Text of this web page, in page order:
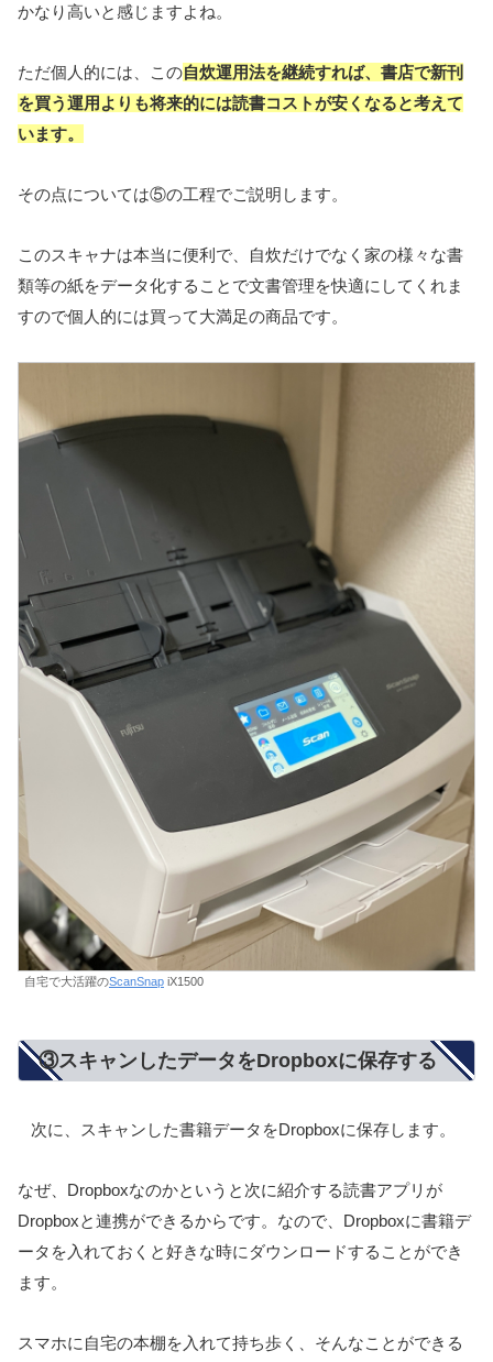
かなり高いと感じますよね。
ただ個人的には、この自炊運用法を継続すれば、書店で新刊
を買う運用よりも将来的には読書コストが安くなると考えて
います。
その点については⑤の工程でご説明します。
このスキャナは本当に便利で、自炊だけでなく家の様々な書
類等の紙をデータ化することで文書管理を快適にしてくれま
すので個人的には買って大満足の商品です。
自宅で大活躍のScanSnap iX1500
③スキャンしたデータをDropboxに保存する
次に、スキャンした書籍データをDropboxに保存します。
なぜ、Dropboxなのかというと次に紹介する読書アプリが
Dropboxと連携ができるからです。なので、Dropboxに書籍デ
ータを入れておくと好きな時にダウンロードすることができ
ます。
スマホに自宅の本棚を入れて持ち歩く、そんなことができる